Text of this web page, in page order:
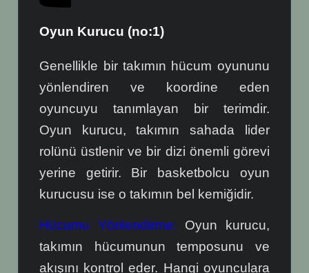
Oyun Kurucu (no:1)
Genellikle bir takımın hücum oyununu
yönlendiren ve koordine eden
oyuncuyu tanımlayan bir terimdir.
Oyun kurucu, takımın sahada lider
rolünü üstlenir ve bir dizi önemli görevi
yerine getirir. Bir basketbolcu oyun
kurucusu ise o takımın bel kemiğidir.
Hücumu Yönlendirme: Oyun kurucu,
takımın hücumunun temposunu ve
akışını kontrol eder. Hangi oyunculara